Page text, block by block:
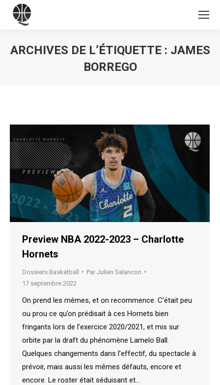
ARCHIVES DE L’ÉTIQUETTE : JAMES
BORREGO
Preview NBA 2022-2023 – Charlotte
Hornets
Dossiers Basketball Par Julien Salancon
17 septembre 2022
On prend les mêmes, et on recommence. C’était peu
ou prou ce qu’on prédisait à ces Hornets bien
fringants lors de l’exercice 2020/2021, et mis sur
orbite par la draft du phénomène Lamelo Ball.
Quelques changements dans l’effectif, du spectacle à
prévoir, mais aussi les mêmes défauts, encore et
encore. Le roster était séduisant et…